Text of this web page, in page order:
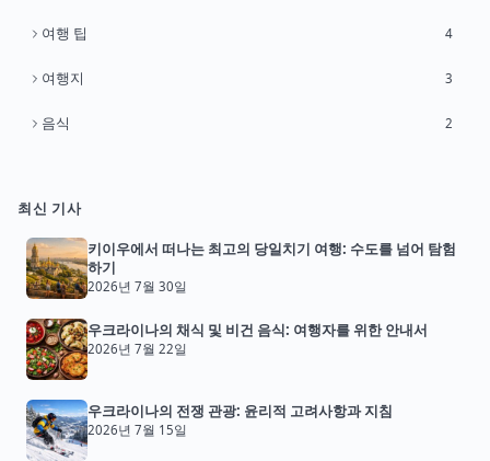
여행 팁 4
여행지 3
음식 2
최신 기사
키이우에서 떠나는 최고의 당일치기 여행: 수도를 넘어 탐험
하기
2026년 7월 30일
우크라이나의 채식 및 비건 음식: 여행자를 위한 안내서
2026년 7월 22일
우크라이나의 전쟁 관광: 윤리적 고려사항과 지침
2026년 7월 15일